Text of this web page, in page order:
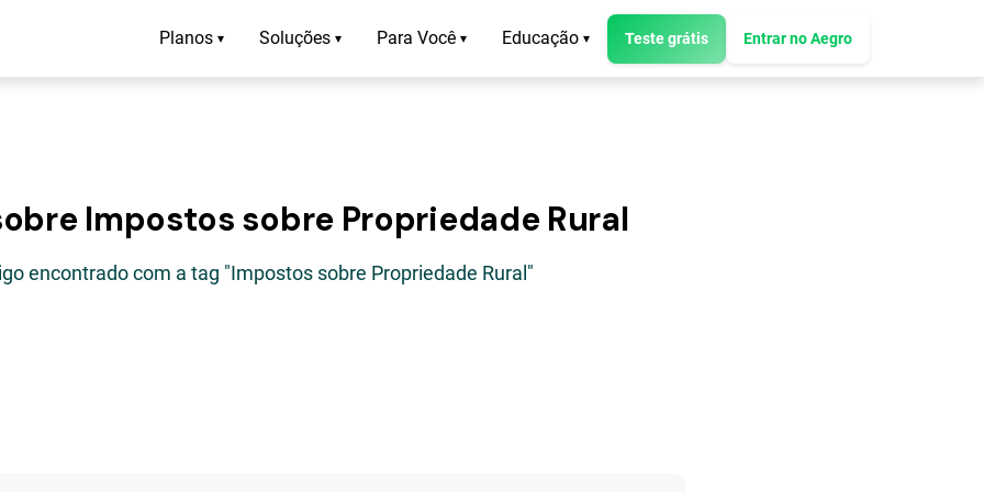
Planos ▾ Soluções ▾ Para Você ▾ Educação ▾ Teste grátis Entrar no Aegro
Impostos sobre Propriedade Rural
encontrado com a tag "Impostos sobre Propriedade Rural"